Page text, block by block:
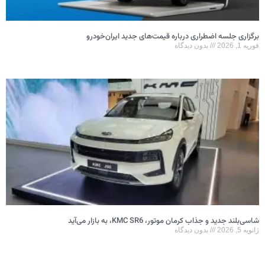
برگزاری جلسه اضطراری درباره قیمت‌های جدید ایران‌خودرو
فوریه 1, 2026 بدون دیدگاه
شاسی‌بلند جدید و جذاب کرمان موتور، KMC SR6، به بازار می‌آید
ژانویه 5, 2026 بدون دیدگاه